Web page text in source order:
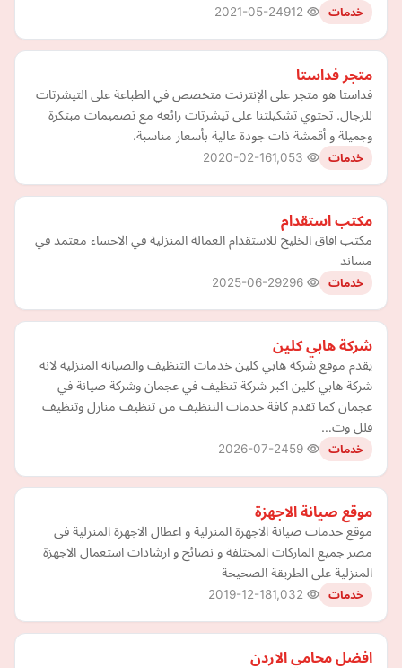
خدمات 2021-05-24
متجر فداستا
فداستا هو متجر على الإنترنت متخصص في الطباعة على التيشرتات
للرجال. تحتوي تشكيلتنا على تيشرتات رائعة مع تصميمات مبتكرة
وجميلة و أقمشة ذات جودة عالية بأسعار مناسبة.
خدمات 2020-02-16
مكتب استقدام
مكتب افاق الخليج للاستقدام العمالة المنزلية في الاحساء معتمد في
مساند
خدمات 2025-06-29
شركة هابي كلين
يقدم موقع شركة هابي كلين خدمات التنظيف والصيانة المنزلية لانه
شركة هابي كلين اكبر شركة تنظيف في عجمان وشركة صيانة في
عجمان كما تقدم كافة خدمات التنظيف من تنظيف منازل وتنظيف
فلل وت…
خدمات 2026-07-24
موقع صيانة الاجهزة
موقع خدمات صيانة الاجهزة المنزلية و اعطال الاجهزة المنزلية فى
مصر جميع الماركات المختلفة و نصائح و ارشادات استعمال الاجهزة
المنزلية على الطريقة الصحيحة
خدمات 2019-12-18
افضل محامي الاردن